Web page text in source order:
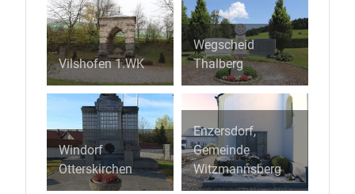
Vilshofen 1.WK
Wegscheid
Thalberg
Windorf
Otterskirchen
Enzersdorf,
Gemeinde
Witzmannsberg